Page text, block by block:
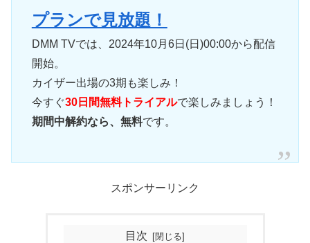
プランで見放題！
DMM TVでは、2024年10月6日(日)00:00から配信
開始。
カイザー出場の3期も楽しみ！
今すぐ30日間無料トライアルで楽しみましょう！
期間中解約なら、無料です。
スポンサーリンク
目次